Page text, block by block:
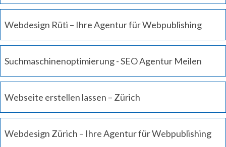
Webdesign Rüti – Ihre Agentur für Webpublishing
Suchmaschinenoptimierung - SEO Agentur Meilen
Webseite erstellen lassen – Zürich
Webdesign Zürich – Ihre Agentur für Webpublishing